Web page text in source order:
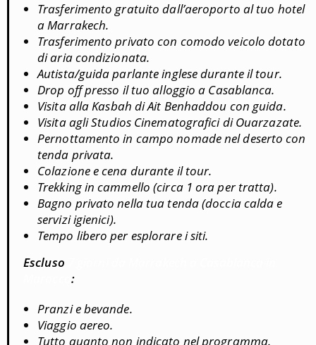
Trasferimento gratuito dall’aeroporto al tuo hotel
a Marrakech.
Trasferimento privato con comodo veicolo dotato
di aria condizionata.
Autista/guida parlante inglese durante il tour.
Drop off presso il tuo alloggio a Casablanca.
Visita alla Kasbah di Ait Benhaddou con guida.
Visita agli Studios Cinematografici di Ouarzazate.
Pernottamento in campo nomade nel deserto con
tenda privata.
Colazione e cena durante il tour.
Trekking in cammello (circa 1 ora per tratta).
Bagno privato nella tua tenda (doccia calda e
servizi igienici).
Tempo libero per esplorare i siti.
Escluso
:
Pranzi e bevande.
Viaggio aereo.
Tutto quanto non indicato nel programma.